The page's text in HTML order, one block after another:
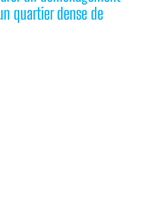
quartier dense de